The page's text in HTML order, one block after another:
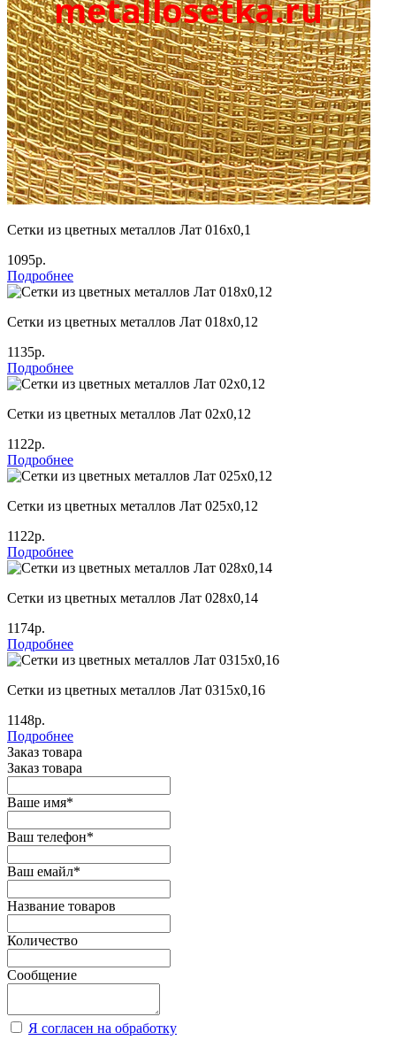
Сетки из цветных металлов Лат 016х0,1
1095р.
Подробнее
Сетки из цветных металлов Лат 018х0,12
1135р.
Подробнее
Сетки из цветных металлов Лат 02х0,12
1122р.
Подробнее
Сетки из цветных металлов Лат 025х0,12
1122р.
Подробнее
Сетки из цветных металлов Лат 028х0,14
1174р.
Подробнее
Сетки из цветных металлов Лат 0315х0,16
1148р.
Подробнее
Заказ товара
Заказ товара
Ваше имя*
Ваш телефон*
Ваш емайл*
Название товаров
Количество
Сообщение
Я согласен на обработку